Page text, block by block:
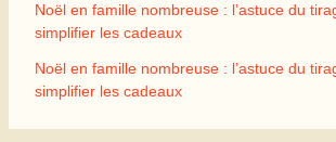
Noël en famille nombreuse : l’astuce du
simplifier les cadeaux
Noël en famille nombreuse : l’astuce du
simplifier les cadeaux